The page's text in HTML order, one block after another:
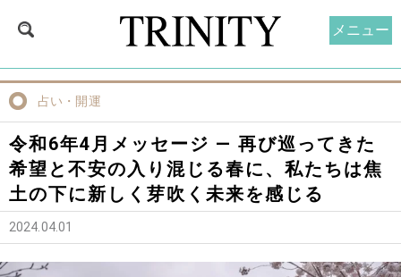
占い・開運
令和6年4月メッセージ — 再び巡ってきた
希望と不安の入り混じる春に、私たちは焦
土の下に新しく芽吹く未来を感じる
2024.04.01
メニュー